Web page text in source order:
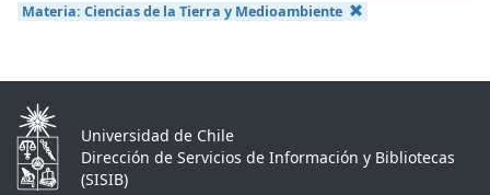
Materia: Ciencias de la Tierra y Medioambiente
Universidad de Chile
Dirección de Servicios de Información y Bibliotecas
(SISIB)